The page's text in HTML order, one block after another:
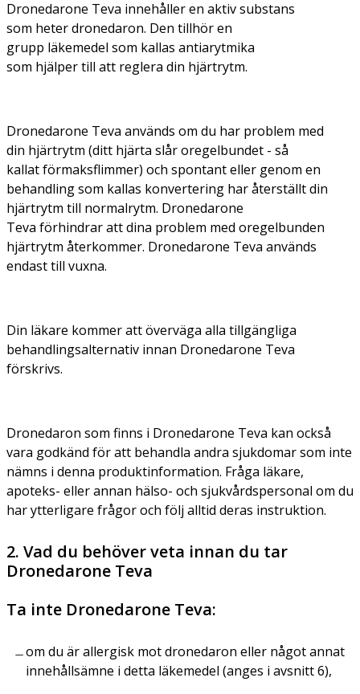
Dronedarone Teva innehåller en aktiv substans
som heter dronedaron. Den tillhör en
grupp läkemedel som kallas antiarytmika
som hjälper till att reglera din hjärtrytm.
Dronedarone Teva används om du har problem med
din hjärtrytm (ditt hjärta slår oregelbundet - så
kallat förmaksflimmer) och spontant eller genom en
behandling som kallas konvertering har återställt din
hjärtrytm till normalrytm. Dronedarone
Teva förhindrar att dina problem med oregelbunden
hjärtrytm återkommer. Dronedarone Teva används
endast till vuxna.
Din läkare kommer att överväga alla tillgängliga
behandlingsalternativ innan Dronedarone Teva
förskrivs.
Dronedaron som finns i Dronedarone Teva kan också
vara godkänd för att behandla andra sjukdomar som inte
nämns i denna produktinformation. Fråga läkare,
apoteks- eller annan hälso- och sjukvårdspersonal om du
har ytterligare frågor och följ alltid deras instruktion.
2. Vad du behöver veta innan du tar
Dronedarone Teva
Ta inte Dronedarone Teva:
om du är allergisk mot dronedaron eller något annat
innehållsämne i detta läkemedel (anges i avsnitt 6),